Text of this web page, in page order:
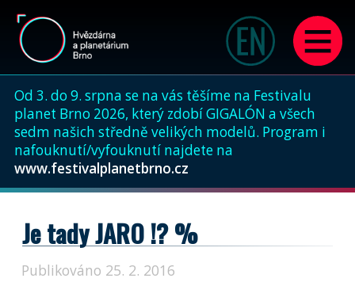
Od 3. do 9. srpna se na vás těšíme na Festivalu
planet Brno 2026, který zdobí GIGALÓN a všech
sedm našich středně velikých modelů. Program i
nafouknutí/vyfouknutí najdete na
www.festivalplanetbrno.cz
Je tady JARO !? %
Publikováno 25. 2. 2016